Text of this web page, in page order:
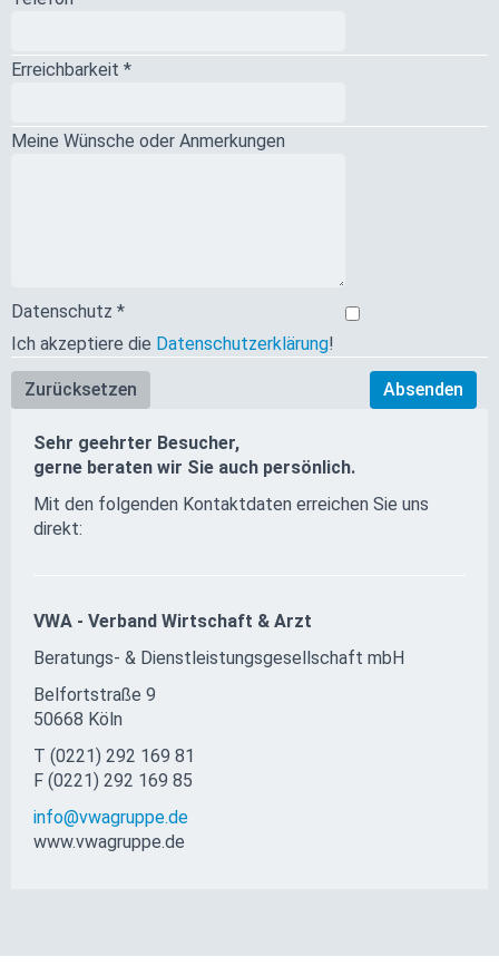
Erreichbarkeit *
Meine Wünsche oder Anmerkungen
Datenschutz *
Ich akzeptiere die Datenschutzerklärung!
Sehr geehrter Besucher,
gerne beraten wir Sie auch persönlich.
Mit den folgenden Kontaktdaten erreichen Sie uns
direkt:
VWA - Verband Wirtschaft & Arzt
Beratungs- & Dienst­leis­tungs­ge­sellschaft mbH
Belfortstraße 9
50668 Köln
T (0221) 292 169 81
F (0221) 292 169 85
info@vwagruppe.de
www.vwagruppe.de